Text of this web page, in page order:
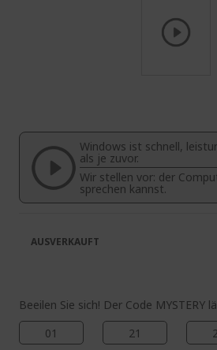
Bildgalerie
springen
Windows ist schnell,
als je zuvor.
Wir stellen vor: der
sprechen kannst.
Beeilen Sie sich! Der Code MYSTERY
01
21
AUSVERKAUFT